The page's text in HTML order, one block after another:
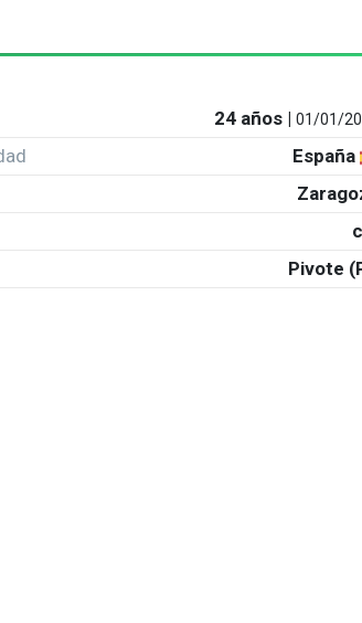
24 años |01/01/
España
Pivote